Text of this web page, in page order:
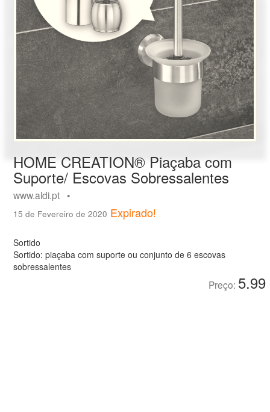
HOME CREATION® Piaçaba com
Suporte/ Escovas Sobressalentes
www.aldi.pt •
15 de Fevereiro de 2020 Expirado!
Sortido
Sortido: piaçaba com suporte ou conjunto de 6 escovas
sobressalentes
Preço: 5.99